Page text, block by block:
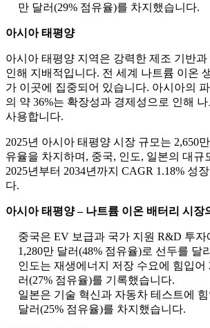
만 달러(29% 점유율)를 차지했습니다.
아시아 태평양
아시아 태평양 지역은 강력한 제조 기반
인해 지배적입니다. 전 세계 나트륨 이온
가 이곳에 집중되어 있습니다. 아시아의
의 약 36%는 확장성과 경제성으로 인해
사용합니다.
2025년 아시아 태평양 시장 규모는 2,650
유율을 차지하며, 중국, 인도, 일본의 대규
2025년부터 2034년까지 CAGR 1.18% 성
다.
아시아 태평양 – 나트륨 이온 배터리 시장
중국은 EV 보급과 국가 지원 R&D 투자
1,280만 달러(48% 점유율)로 선두를 달
인도는 재생에너지 저장 수요에 힘입어
러(27% 점유율)를 기록했습니다.
일본은 기술 혁신과 자동차 테스트에 힘
달러(25% 점유율)를 차지했습니다.